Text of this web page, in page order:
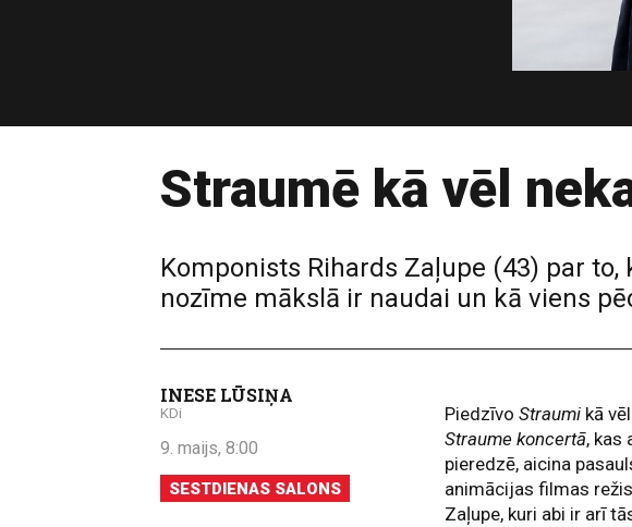
Straumē kā vēl
Komponists Rihards Zaļupe (43) par to,
nozīme mākslā ir naudai un kā viens
INESE LŪSIŅA
KDi
9. maijs, 8:00
SESTDIENAS SALONS
PiedzīvoStraumi kā
Straume koncertā, kas
pieredzē, aicina
animācijas filmas
Zaļupe, kuri abi ir arī